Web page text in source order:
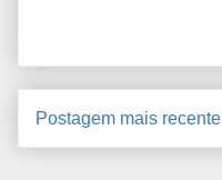
Postagem mais recente